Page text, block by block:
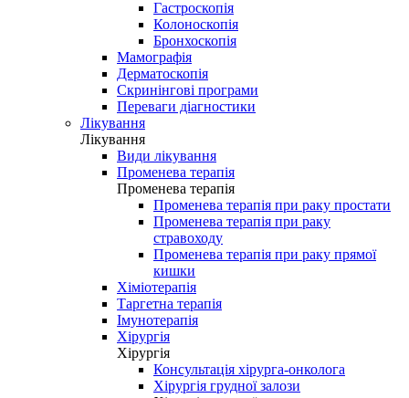
Гастроскопія
Колоноскопія
Бронхоскопія
Мамографія
Дерматоскопія
Скринінгові програми
Переваги діагностики
Лікування
Лікування
Види лікування
Променева терапія
Променева терапія
Променева терапія при раку простати
Променева терапія при раку
стравоходу
Променева терапія при раку прямої
кишки
Хіміотерапія
Таргетна терапія
Імунотерапія
Хірургія
Хірургія
Консультація хірурга-онколога
Хірургія грудної залози